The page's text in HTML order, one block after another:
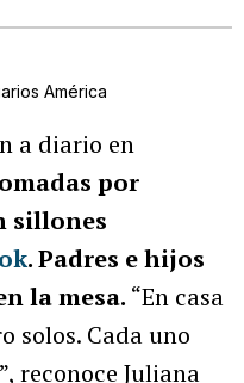
América
a diario en
por
sillones
. Padres e hijos
la mesa. “En casa
solos. Cada uno
reconoce Juliana